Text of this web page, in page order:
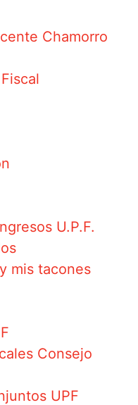
Chamorro
U.P.F.
mis tacones
Consejo
UPF